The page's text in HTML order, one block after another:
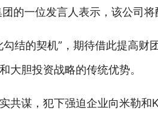
的一位发言人表示，该公司将
结的契机”，期待借此提高财
大胆投资战略的传统优势。
共谋，犯下强迫企业向米勒和